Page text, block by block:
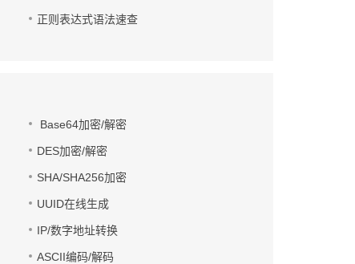
正则表达式语法速查
Base64加密/解密
DES加密/解密
SHA/SHA256加密
UUID在线生成
IP/数字地址转换
ASCII编码/解码